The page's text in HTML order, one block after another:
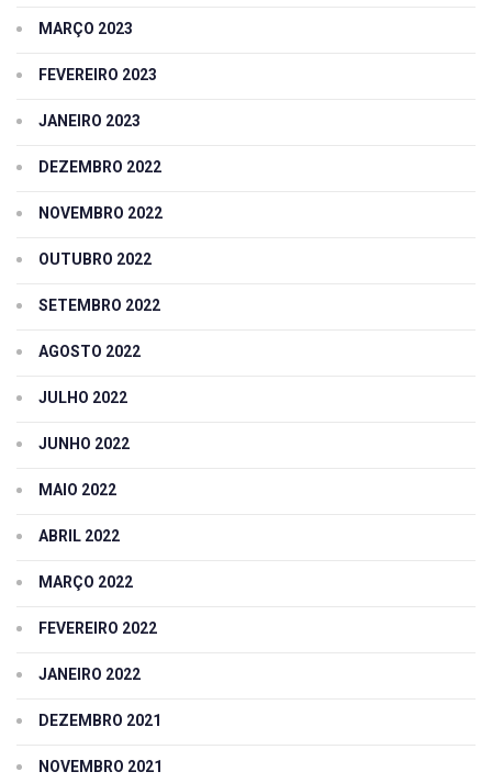
MARÇO 2023
FEVEREIRO 2023
JANEIRO 2023
DEZEMBRO 2022
NOVEMBRO 2022
OUTUBRO 2022
SETEMBRO 2022
AGOSTO 2022
JULHO 2022
JUNHO 2022
MAIO 2022
ABRIL 2022
MARÇO 2022
FEVEREIRO 2022
JANEIRO 2022
DEZEMBRO 2021
NOVEMBRO 2021